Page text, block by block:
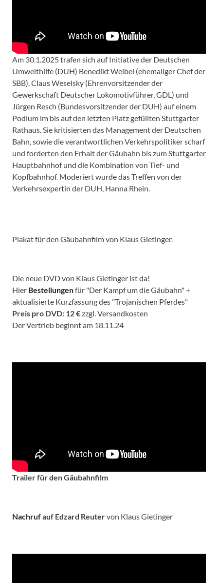
Am 30.1.2025 trafen sich auf Initiative der Deutschen
Umwelthilfe (DUH) Benedikt Weibel (ehemaliger Chef der
SBB), Claus Weselsky (Ehrenvorsitzender der
Gewerkschaft Deutscher Lokomotivführer, GDL) und
Jürgen Resch (Bundesvorsitzender der DUH) auf einem
Podium im bis auf den letzten Platz gefüllten Stuttgarter
Rathaus. Sie kritisierten das Management der Deutschen
Bahn, sowie die verantwortlichen Verkehrspolitiker scharf
und forderten den Erhalt der Gäubahn bis zum Stuttgarter
Hauptbahnhof und die Kombination von Tief- und
Kopfbahnhof. Moderiert wurde das Treffen von der
Verkehrsexpertin der DUH, Hanna Rhein.
Plakat für den Gäubahnfilm von Klaus Gietinger.
Die neue DVD von Klaus Gietinger ist da!
Hier Bestellungenfür "Der Kampf um die Gäubahn" +
aktualisierte Kurzfassung des "Trojanischen Pferdes"
Preis pro DVD: 12 €zzgl. Versandkosten
Der Vertrieb beginnt am 18.11.24
Trailer für den Gäubahnfilm
Nachrufauf Edzard Reutervon Klaus Gietinger